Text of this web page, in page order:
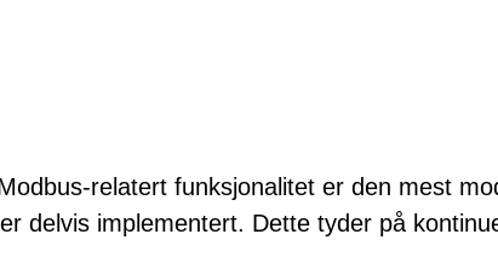
relatert funksjonalitet er den mest
delvis implementert. Dette tyder på